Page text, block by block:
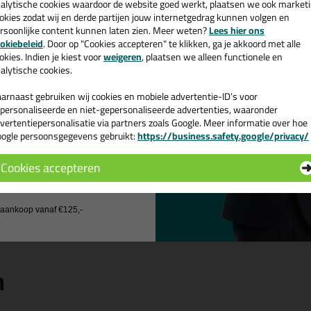
Constante kwaliteit door vaste doseerverhouding
Zeer goed verwerkbaar (kort, pasteus)
Zeer goed modelleerbaar (zakt niet uit)
Verwerkingstijd ca. 15 min. Bij 20°C en 65% R.V
Na 1 tot 2 uur te schuren en overschilderbaar
Zeer goed en glad schuurbaar
Goed te schaven en te boren
Duurzaam na uitharding (geen barst-/scheurvorming)
Ongevoelig voor vocht
Goede hechting op kaal hout, goed geschuurde oude verflagen,
Goed overschilderbaar
Woodfill set 2 component
Plamuur 2K (2-Komponenten)
cookies waardoor de website goed werkt, plaatsen we ook
zodat wij en derde partijen jouw internetgedrag kunnen volgen en
content kunnen laten zien. Meer weten?Lees hier ons
. Door op "Cookies accepteren" te klikken, ga je akkoord met alle
Indien je kiest voorweigeren, plaatsen we alleen functionele en
cookies.
gebruiken wij cookies en mobiele advertentie-ID’s voor
en niet-gepersonaliseerde advertenties, waaronder
via partners zoals Google. Meer informatie over hoe
persoonsgegevens gebruikt:https://business.safety.google/privacy/
Cookies accepteren
en ontvang een
€35,-bij je eerste bestelling!
de actiecode ›
geen cadeau
vanaf €125,-